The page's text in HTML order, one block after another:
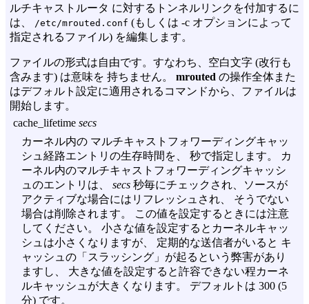
ルチキャストルータ に対するトンネルリンクを付加するに
は、
/etc/mrouted.conf (もしくは -c オプションによって
指定されるファイル) を編集します。
ファイルの形式は自由です。すなわち、空白文字 (改行も
含みます) は意味を 持ちません。 mrouted の操作全体また
はデフォルト設定に適用されるコマンドから、ファイルは
開始します。
cache_lifetime secs
カーネル内の マルチキャストフォワーディングキャッ
シュ経路エントリの生存時間を、 秒で指定します。 カ
ーネル内のマルチキャストフォワーディングキャッシ
ュのエントリは、 secs 秒毎にチェックされ、ソースが
アクティブな場合にはリフレッシュされ、 そうでない
場合は削除されます。 この値を設定するときには注意
してください。 小さな値を設定するとカーネルキャッ
シュは小さくなりますが、 定期的な送信者がいると キ
ャッシュの「スラッシング」が起るという弊害があり
ますし、 大きな値を設定すると許容できない程カーネ
ルキャッシュが大きくなります。 デフォルトは 300 (5
分) です。